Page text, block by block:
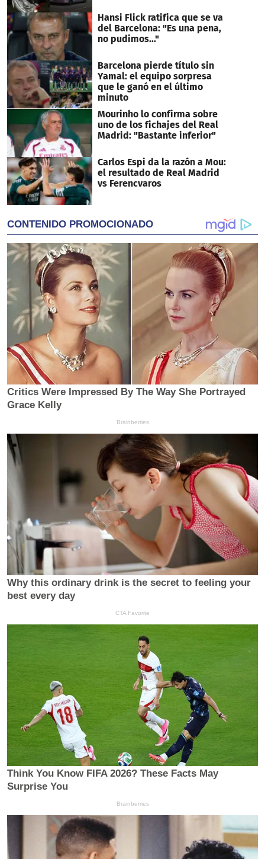
Hansi Flick ratifica que se va
del Barcelona: "Es una pena,
no pudimos..."
Barcelona pierde título sin
Yamal: el equipo sorpresa
que le ganó en el último
minuto
Mourinho lo confirma sobre
uno de los fichajes del Real
Madrid: "Bastante inferior"
Carlos Espi da la razón a Mou:
el resultado de Real Madrid
vs Ferencvaros